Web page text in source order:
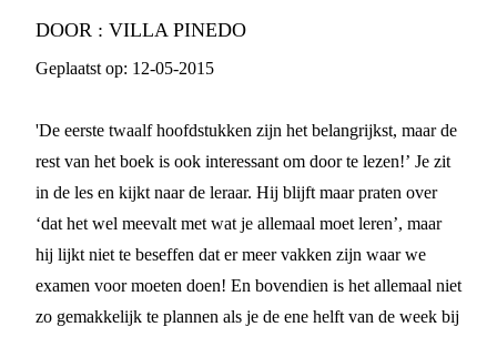
DOOR : VILLA PINEDO
Geplaatst op: 12-05-2015
'De eerste twaalf hoofdstukken zijn het belangrijkst, maar de
rest van het boek is ook interessant om door te lezen!’ Je zit
in de les en kijkt naar de leraar. Hij blijft maar praten over
‘dat het wel meevalt met wat je allemaal moet leren’, maar
hij lijkt niet te beseffen dat er meer vakken zijn waar we
examen voor moeten doen! En bovendien is het allemaal niet
zo gemakkelijk te plannen als je de ene helft van de week bij